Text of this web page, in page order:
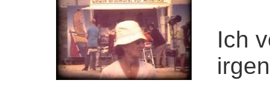
Ich